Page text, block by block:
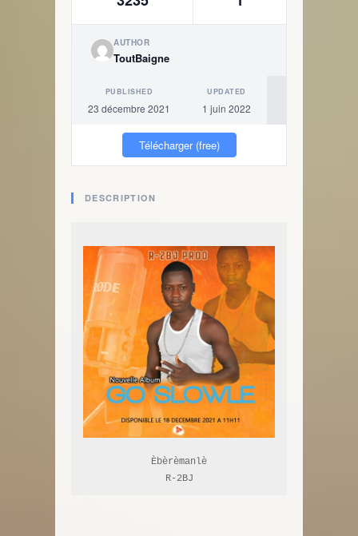
AUTHOR
ToutBaigne
PUBLISHED
23 décembre 2021
UPDATED
1 juin 2022
Télécharger (free)
DESCRIPTION
Èbèrèmanlè
R-2BJ